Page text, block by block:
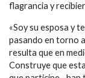
flagrancia y
«Soy su esposa y
pasando en torno
resulta que en
Construye que